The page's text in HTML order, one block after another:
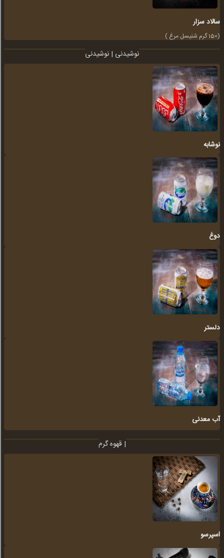
سالاد سزار
(150 گرم شنیسل مرغ )
نوشیدنی | نوشیدنی
نوشابه
دوغ
دلستر
آب معدنی
قهوه گرم |
اسپرسو